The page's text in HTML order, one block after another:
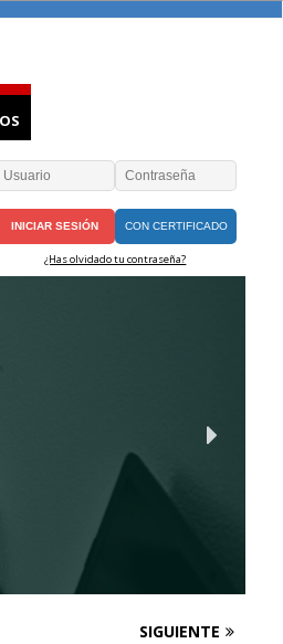
CON CERTIFICADO
¿Has olvidado tu contraseña?
SIGUIENTE